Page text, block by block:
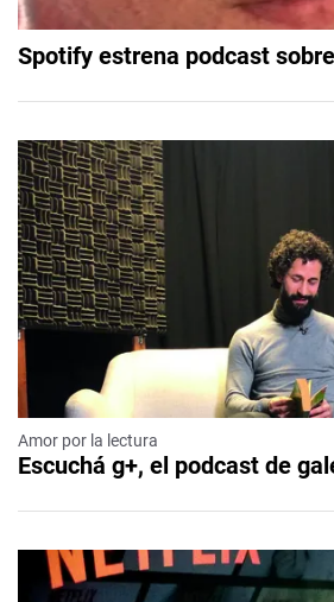
Spotify estrena podcast
Amor por la lectura
Escuchá g+, el podcast de